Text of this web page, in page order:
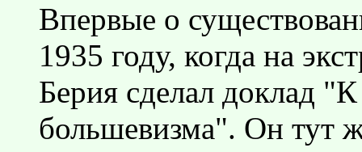
Впервые о
1935 году, когда на
Берия сделал доклад
большевизма". Он тут